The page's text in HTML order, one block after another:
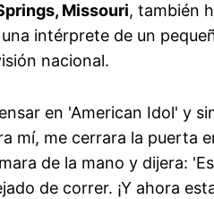
Missouri, también
intérprete de un
nacional.
en 'American Idol' y
mí, me cerrara la puerta
de la mano y dijera:
de correr. ¡Y ahora